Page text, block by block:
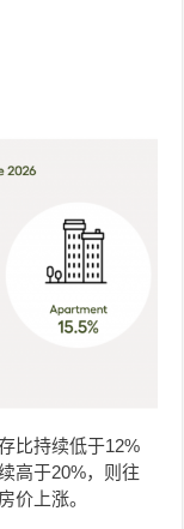
比持续低于12%
高于20%，则往
价上涨。